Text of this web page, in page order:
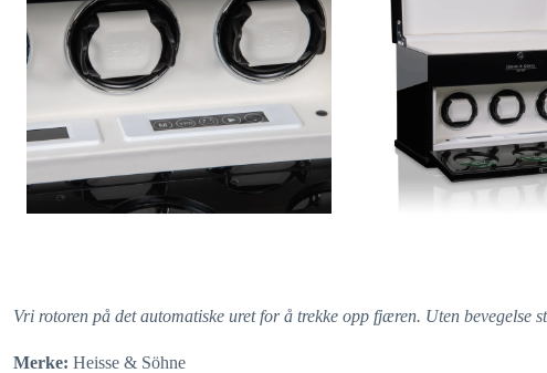
Vri rotoren på det automatiske uret for å trekke opp fjæren. Uten bevegelse
Merke: Heisse & Söhne